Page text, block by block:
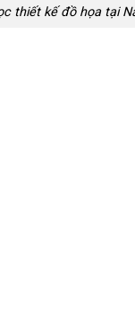
thiết kế đồ họa tại